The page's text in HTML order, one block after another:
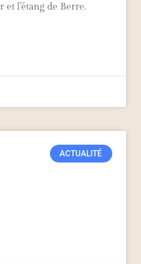
et l’étang de Berre.
ACTUALITÉ